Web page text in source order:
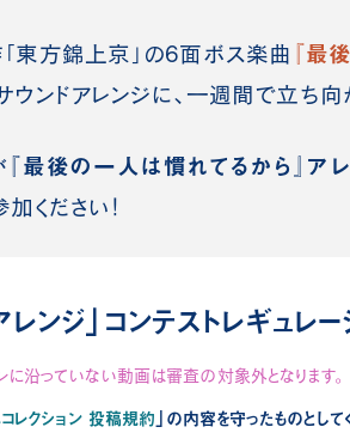
東方錦上京」の6面ボス楽曲 『最
ウンドアレンジに、一週間で立ち向
『最後の一人は慣れてるから』ア
ください！
ンジ」コンテストレギュレー
沿っていない動画は審査の対象外となります。
レクション 投稿規約 」の内容を守ったものとして